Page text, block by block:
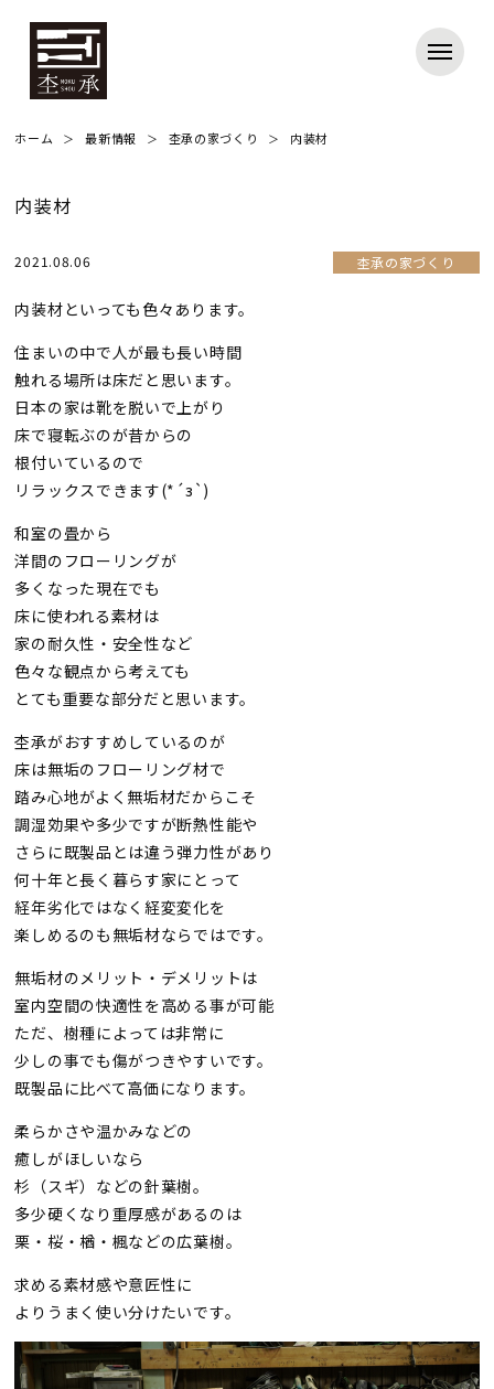
ホーム 最新情報 杢承の家づくり 内装材
内装材
2021.08.06 杢承の家づくり
内装材といっても色々あります。
住まいの中で人が最も長い時間
触れる場所は床だと思います。
日本の家は靴を脱いで上がり
床で寝転ぶのが昔からの
根付いているので
リラックスできます(*´з`)
和室の畳から
洋間のフローリングが
多くなった現在でも
床に使われる素材は
家の耐久性・安全性など
色々な観点から考えても
とても重要な部分だと思います。
杢承がおすすめしているのが
床は無垢のフローリング材で
踏み心地がよく無垢材だからこそ
調湿効果や多少ですが断熱性能や
さらに既製品とは違う弾力性があり
何十年と長く暮らす家にとって
経年劣化ではなく経変変化を
楽しめるのも無垢材ならではです。
無垢材のメリット・デメリットは
室内空間の快適性を高める事が可能
ただ、樹種によっては非常に
少しの事でも傷がつきやすいです。
既製品に比べて高価になります。
柔らかさや温かみなどの
癒しがほしいなら
杉（スギ）などの針葉樹。
多少硬くなり重厚感があるのは
栗・桜・楢・楓などの広葉樹。
求める素材感や意匠性に
よりうまく使い分けたいです。